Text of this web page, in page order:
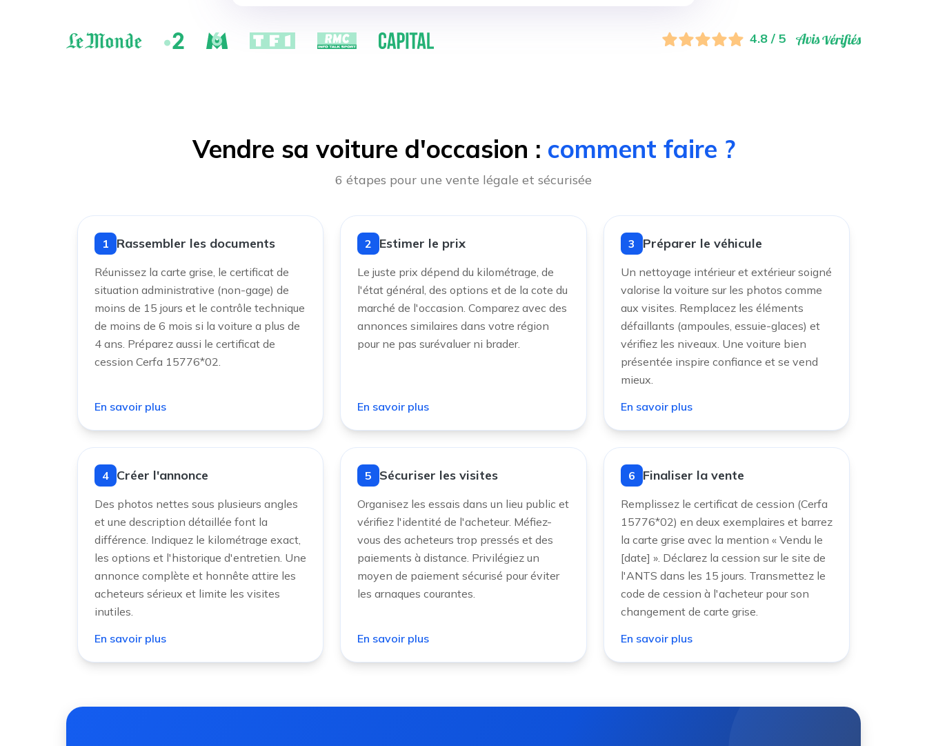
4.8 / 5
Vendre sa voiture d'occasion : comment faire ?
6 étapes pour une vente légale et sécurisée
1 Rassembler les documents
Réunissez la carte grise, le certificat de
situation administrative (non-gage) de
moins de 15 jours et le contrôle technique
de moins de 6 mois si la voiture a plus de
4 ans. Préparez aussi le certificat de
cession Cerfa 15776*02.
En savoir plus
2 Estimer le prix
Le juste prix dépend du kilométrage, de
l'état général, des options et de la cote du
marché de l'occasion. Comparez avec des
annonces similaires dans votre région
pour ne pas surévaluer ni brader.
En savoir plus
3 Préparer le véhicule
Un nettoyage intérieur et extérieur soigné
valorise la voiture sur les photos comme
aux visites. Remplacez les éléments
défaillants (ampoules, essuie-glaces) et
vérifiez les niveaux. Une voiture bien
présentée inspire confiance et se vend
mieux.
En savoir plus
4 Créer l'annonce
Des photos nettes sous plusieurs angles
et une description détaillée font la
différence. Indiquez le kilométrage exact,
les options et l'historique d'entretien. Une
annonce complète et honnête attire les
acheteurs sérieux et limite les visites
inutiles.
En savoir plus
5 Sécuriser les visites
Organisez les essais dans un lieu public et
vérifiez l'identité de l'acheteur. Méfiez-
vous des acheteurs trop pressés et des
paiements à distance. Privilégiez un
moyen de paiement sécurisé pour éviter
les arnaques courantes.
En savoir plus
6 Finaliser la vente
Remplissez le certificat de cession (Cerfa
15776*02) en deux exemplaires et barrez
la carte grise avec la mention « Vendu le
[date] ». Déclarez la cession sur le site de
l'ANTS dans les 15 jours. Transmettez le
code de cession à l'acheteur pour son
changement de carte grise.
En savoir plus